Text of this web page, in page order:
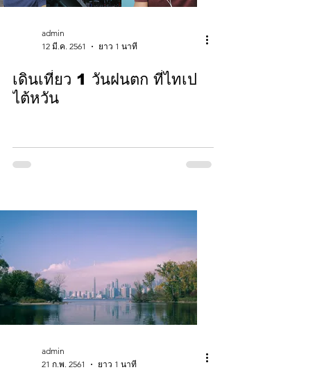
admin
12 มี.ค. 2561
ยาว 1 นาที
เดินเที่ยว 1 วันฝนตก ที่ไทเป
ไต้หวัน
admin
21 ก.พ. 2561
ยาว 1 นาที